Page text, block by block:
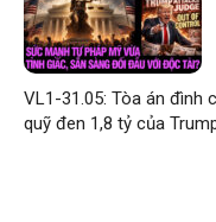
VL1-31.05: Tòa án đình
quỹ đen 1,8 tỷ của